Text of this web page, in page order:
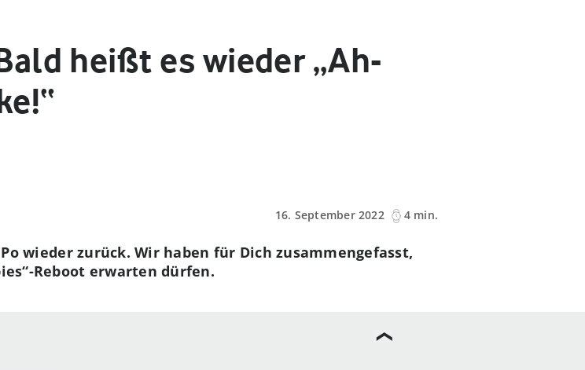
heißt es wieder „Ah-
16. September 2022
4 min.
wieder zurück. Wir haben für Dich zusammengefasst,
Reboot erwarten dürfen.